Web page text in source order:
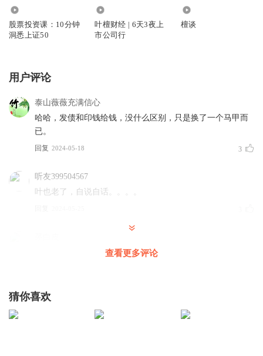
一、取消全国层面首套住房和二套住房商业性个人住房贷款
利率政策下限；
三，首套房商贷最低首付比例调整为不低于15%，二套房商
贷最低首付比例调整为不低于25%。
上述政策，从宣布之日起的第二天，也就是5月18日开始执
行，速度够快。
目前房贷利率已经在历史性低位，在此基础上，进一步取消
贷款下限，利率工具用到了极致。未来不排除随着环境变化
利率进一步走低。
5月17日上午，国家统计局公布最新的房地产数据，哀声一
片。2024年4月份，房地产市场继续调整，70个大中城市各
股票投资课：10分钟
洞悉上证50
叶檀财经 | 6天3夜上
市公司行
檀谈
用户评论
泰山薇薇充满信心
哈哈，发债和印钱给钱，没什么区别，只是换了一个马甲而
已。
回复 2024-05-18 3
听友399504567
叶也老了，自说自话。。。。
叶老师没问题的，我朋友妈妈好好保护10年了都没问题。
路很长___也很短_
楼市政策大动作，政府直接下场买房，楼市复苏有望，期待
查看更多评论
猜你喜欢